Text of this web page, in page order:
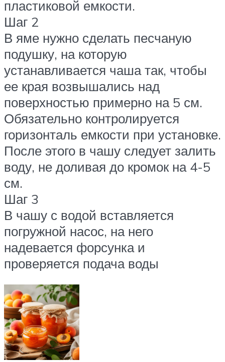
пластиковой емкости.
Шаг 2
В яме нужно сделать песчаную
подушку, на которую
устанавливается чаша так, чтобы
ее края возвышались над
поверхностью примерно на 5 см.
Обязательно контролируется
горизонталь емкости при установке.
После этого в чашу следует залить
воду, не доливая до кромок на 4-5
см.
Шаг 3
В чашу с водой вставляется
погружной насос, на него
надевается форсунка и
проверяется подача воды